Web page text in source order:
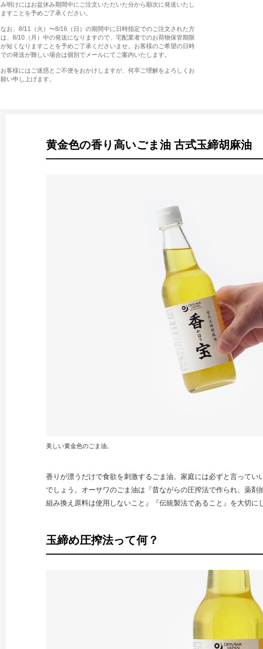
み明けにはお盆休み期間中にご注文いただいた分から順次に発送いたし
ますことを予めご了承ください。
なお、8/11（火）〜8/16（日）の期間中に日時指定でのご注文された方
は、8/10（月）中の発送になりますので、宅配業者でのお荷物保管期限
が短くなりますことを予めご了承くださいませ。お客様のご希望の日時
での発送が難しい場合は個別でメールにてご案内いたします。
お客様にはご迷惑とご不便をおかけしますが、何卒ご理解をよろしくお
願い申し上げます。
黄金色の香り高いごま油 古式玉締胡麻油
美しい黄金色のごま油。
香りが漂うだけで食欲を刺激するごま油。家庭には必ずと言ってい
でしょう。オーサワのごま油は『昔ながらの圧搾法で作られ、薬剤
組み換え原料は使用しないこと』『伝統製法であること』を大切に
玉締め圧搾法って何？